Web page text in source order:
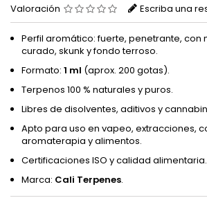
Valoración Escriba una
Perfil aromático: fuerte, penetrante, con
curado, skunk y fondo terroso.
Formato: 1 ml (aprox. 200 gotas).
Terpenos 100 % naturales y puros.
Libres de disolventes, aditivos y
Apto para uso en vapeo, extracciones,
aromaterapia y alimentos.
Certificaciones ISO y calidad alimentaria.
Marca: Cali Terpenes.